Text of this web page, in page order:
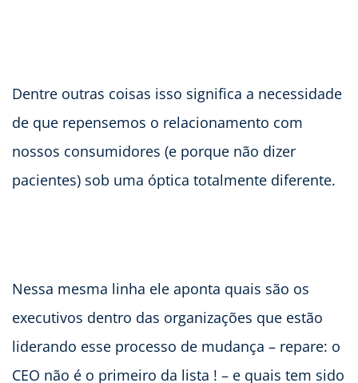
Dentre outras coisas isso significa a necessidade
de que repensemos o relacionamento com
nossos consumidores (e porque não dizer
pacientes) sob uma óptica totalmente diferente.
Nessa mesma linha ele aponta quais são os
executivos dentro das organizações que estão
liderando esse processo de mudança – repare: o
CEO não é o primeiro da lista ! – e quais tem sido